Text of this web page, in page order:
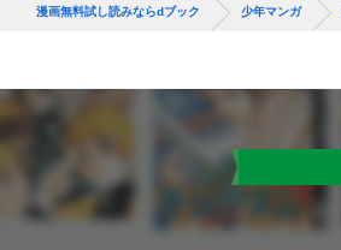
漫画無料試し読みならdブック 少年マンガ